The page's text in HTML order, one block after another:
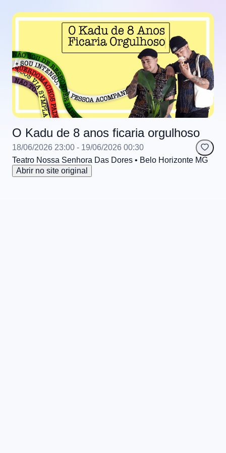
O Kadu de 8 anos ficaria orgulhoso
18/06/2026 23:00 - 19/06/2026 00:30
Teatro Nossa Senhora Das Dores • Belo Horizonte MG
Abrir no site original